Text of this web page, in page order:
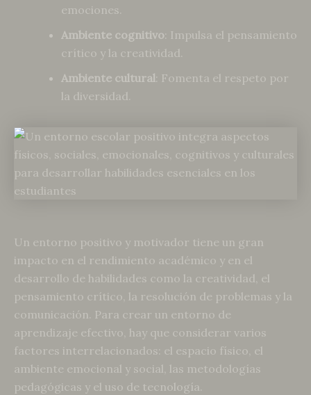
emociones.
Ambiente cognitivo: Impulsa el pensamiento
crítico y la creatividad.
Ambiente cultural: Fomenta el respeto por
la diversidad.
Un entorno positivo y motivador tiene un gran
impacto en el rendimiento académico y en el
desarrollo de habilidades como la creatividad, el
pensamiento crítico, la resolución de problemas y la
comunicación. Para crear un entorno de
aprendizaje efectivo, hay que considerar varios
factores interrelacionados: el espacio físico, el
ambiente emocional y social, las metodologías
pedagógicas y el uso de tecnología.